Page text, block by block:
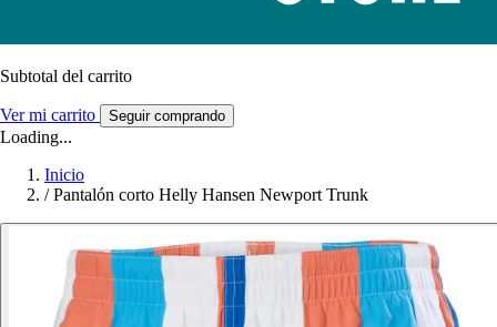
Subtotal del carrito
Ver mi carrito Seguir comprando
Loading...
Inicio
/ Pantalón corto Helly Hansen Newport Trunk